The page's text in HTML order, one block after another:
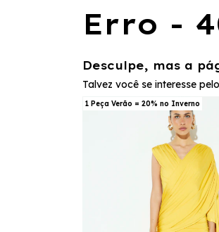
Erro -
Desculpe, mas a
Talvez você se interesse
1 Peça Verão = 20% no Inverno